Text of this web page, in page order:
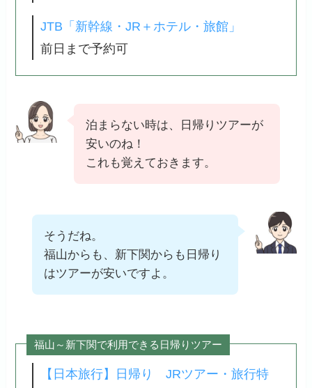
JTB「新幹線・JR＋ホテル・旅館」
前日まで予約可
泊まらない時は、日帰りツアーが
安いのね！
これも覚えておきます。
そうだね。
福山からも、新下関からも日帰り
はツアーが安いですよ。
福山～新下関で利用できる日帰りツアー
【日本旅行】日帰り JRツアー・旅行特